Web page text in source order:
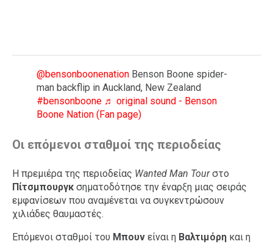
@bensonboonenation Benson Boone spider-
man backflip in Auckland, New Zealand
#bensonboone ♬ original sound - Benson
Boone Nation (Fan page)
Οι επόμενοι σταθμοί της περιοδείας
Η πρεμιέρα της περιοδείας Wanted Man Tourστο
Πίτσμπουργκ σηματοδότησε την έναρξη μιας σειράς
εμφανίσεων που αναμένεται να συγκεντρώσουν
χιλιάδες θαυμαστές.
Επόμενοι σταθμοί του Μπουν είναι η Βαλτιμόρη και η